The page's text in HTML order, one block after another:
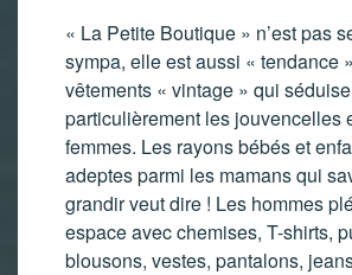
« La Petite Boutique » n’est pas
sympa, elle est aussi « tendance
vêtements « vintage » qui
particulièrement les jouvencelles
femmes. Les rayons bébés et
adeptes parmi les mamans qui
grandir veut dire ! Les hommes
espace avec chemises, T-shirts,
blousons, vestes, pantalons,